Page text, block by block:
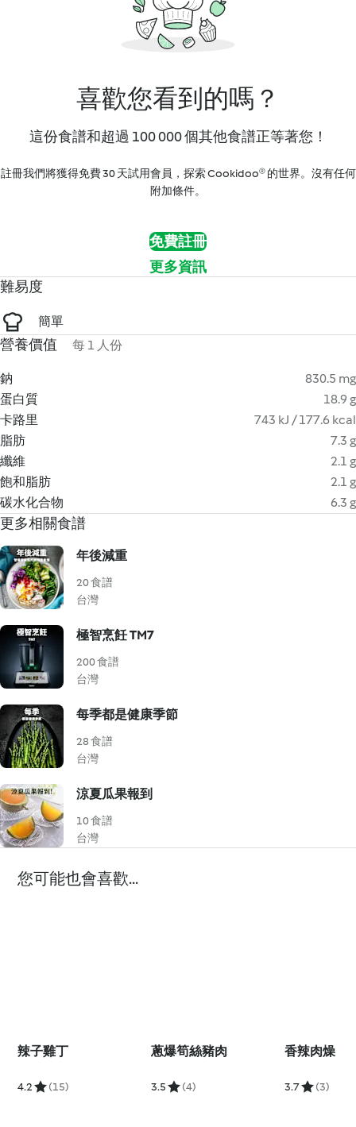
喜歡您看到的嗎？
這份食譜和超過 100 000 個其他食譜正等著您！
註冊我們將獲得免費 30 天試用會員，探索 Cookidoo® 的世界。沒有任何
附加條件。
免費註冊
更多資訊
難易度
簡單
營養價值 每 1 人份
鈉
830.5 mg
蛋白質
18.9 g
卡路里
743 kJ / 177.6 kcal
脂肪
7.3 g
纖維
2.1 g
飽和脂肪
2.1 g
碳水化合物
6.3 g
更多相關食譜
年後減重
20 食譜
台灣
極智烹飪 TM7
200 食譜
台灣
每季都是健康季節
28 食譜
台灣
涼夏瓜果報到
10 食譜
台灣
您可能也會喜歡...
辣子雞丁
4.2 (15)
蔥爆筍絲豬肉
3.5 (4)
香辣肉燥
3.7 (3)